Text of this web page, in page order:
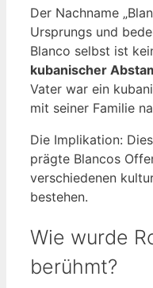
Der Nachname
Ursprungs und
Blanco selbst ist
kubanischer
Vater war ein
mit seiner Familie
Die Implikation:
prägte Blancos
verschiedenen
bestehen.
Wie wurde
berühmt?